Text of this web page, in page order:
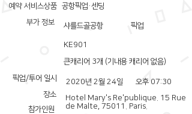
부가 정보
픽업/투어 일시
장소
참가인원
예약 서비스상품 공항픽업·센딩
샤를드골공항 픽업
KE901
큰캐리어 3개 (기내용 캐리어 없음)
2020년 2월 24일
오후 07:30
Hotel Mary's Re'publique. 15 Rue
de Malte, 75011. Paris.